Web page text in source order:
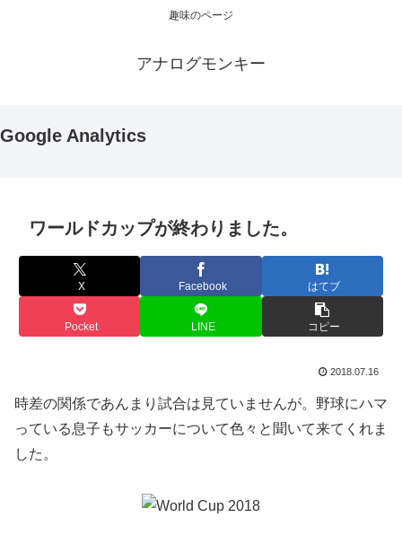
趣味のページ
アナログモンキー
Google Analytics
ワールドカップが終わりました。
X Facebook はてブ
Pocket LINE コピー
2018.07.16
時差の関係であんまり試合は見ていませんが。野球にハマ
っている息子もサッカーについて色々と聞いて来てくれま
した。